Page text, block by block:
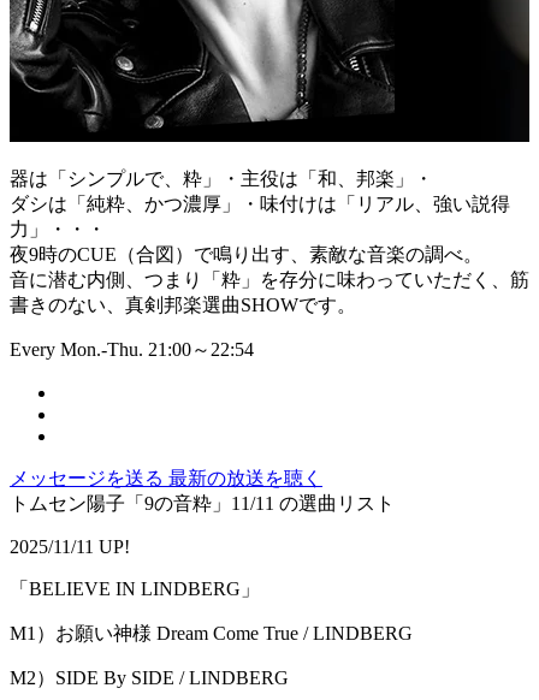
器は「シンプルで、粋」・主役は「和、邦楽」・
ダシは「純粋、かつ濃厚」・味付けは「リアル、強い説得
力」・・・
夜9時のCUE（合図）で鳴り出す、素敵な音楽の調べ。
音に潜む内側、つまり「粋」を存分に味わっていただく、筋
書きのない、真剣邦楽選曲SHOWです。
Every Mon.-Thu. 21:00～22:54
メッセージを送る 最新の放送を聴く
トムセン陽子「9の音粋」11/11 の選曲リスト
2025/11/11 UP!
「BELIEVE IN LINDBERG」
M1）お願い神様 Dream Come True / LINDBERG
M2）SIDE By SIDE / LINDBERG